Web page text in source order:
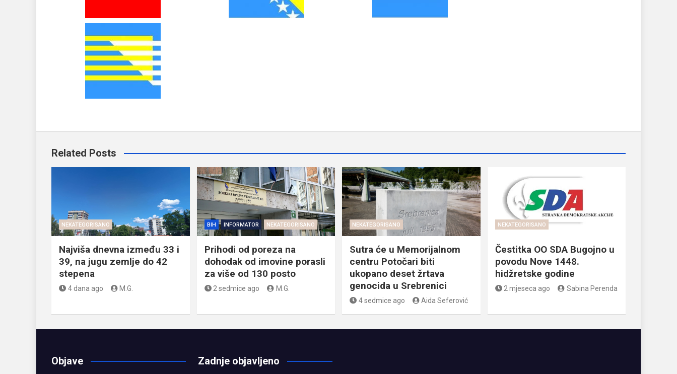
Related Posts
NEKATEGORISANO
Najviša dnevna između 33 i
39, na jugu zemlje do 42
stepena
4 dana ago M.G.
BIH INFORMATOR NEKATEGORISANO
Prihodi od poreza na
dohodak od imovine porasli
za više od 130 posto
2 sedmice ago M.G.
NEKATEGORISANO
Sutra će u Memorijalnom
centru Potočari biti
ukopano deset žrtava
genocida u Srebrenici
4 sedmice ago Aida Seferović
NEKATEGORISANO
Čestitka OO SDA Bugojno u
povodu Nove 1448.
hidžretske godine
2 mjeseca ago Sabina Perenda
Objave Zadnje objavljeno